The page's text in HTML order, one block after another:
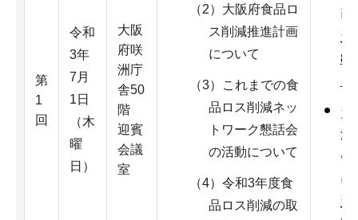
第
1
回
令和
3年
7月
1日
（木
曜
日）
大阪
府咲
洲庁
舎50
階
迎賓
会議
室
（2）大阪府食品ロ
ス削減推進計画
について
（3）これまでの食
品ロス削減ネッ
トワーク懇話会
の活動について
（4）令和3年度食
品ロス削減の取
画
資
資
減
会
に
資